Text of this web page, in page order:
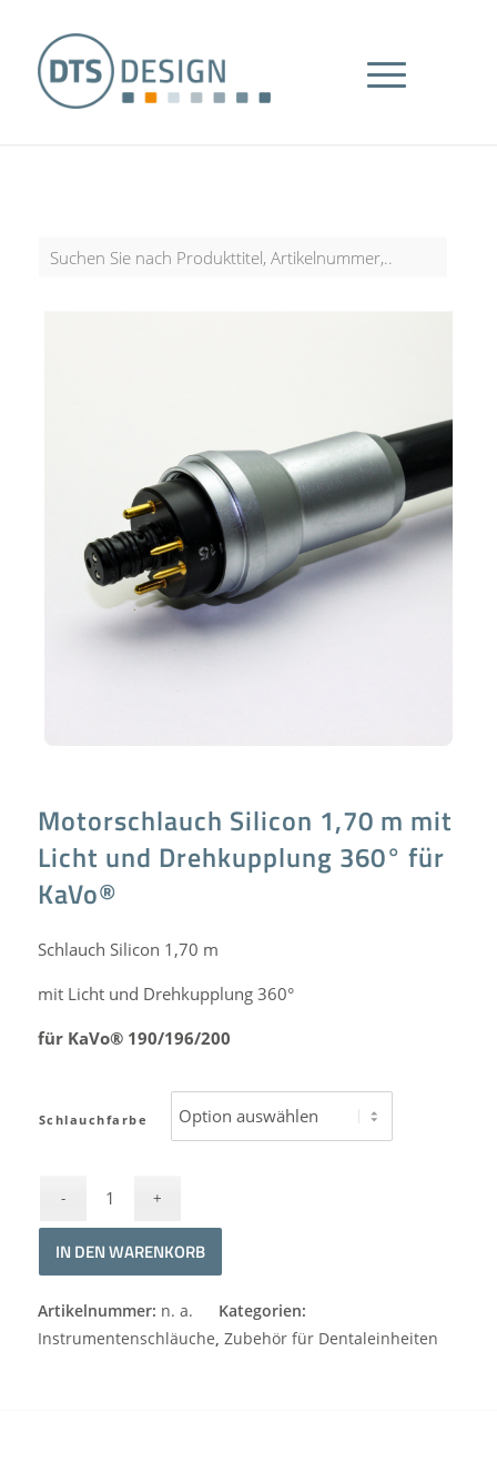
Motorschlauch Silicon 1,70 m mit
Licht und Drehkupplung 360° für
KaVo®
Schlauch Silicon 1,70 m
mit Licht und Drehkupplung 360°
für KaVo® 190/196/200
Schlauchfarbe
IN DEN WARENKORB
Alternative:
Artikelnummer: n. a.
Kategorien:
Instrumentenschläuche Zubehör für Dentaleinheiten